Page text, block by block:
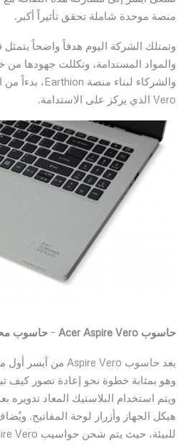
منصة موحدة شاملة تحقق تأثيراً أكبر.
وتمتلك الشركة اليوم هدفاً واضحاً
والمواد المستدامة، وتكللت جهودها من
Vero الذي يركز على الاستدامة.
حاسوب Acer Aspire Vero
– حاسوب
وهو بمثابة خطوة نحو إعادة تصور كيف
ويتم استخدام البلاستيك المعاد تدويره
هيكل الجهاز وأزرار لوحة المفاتيح.